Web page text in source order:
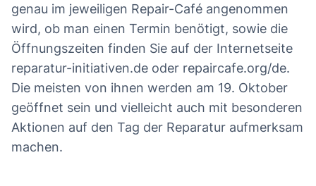
genau im jeweiligen Repair-Café angenommen
wird, ob man einen Termin benötigt, sowie die
Öffnungszeiten finden Sie auf der Internetseite
reparatur-initiativen.de oder repaircafe.org/de.
Die meisten von ihnen werden am 19. Oktober
geöffnet sein und vielleicht auch mit besonderen
Aktionen auf den Tag der Reparatur aufmerksam
machen.